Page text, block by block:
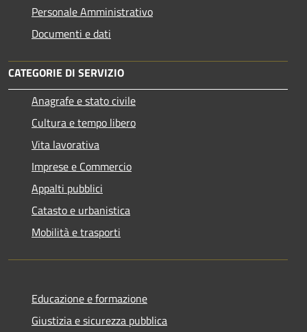
Personale Amministrativo
Documenti e dati
CATEGORIE DI SERVIZIO
Anagrafe e stato civile
Cultura e tempo libero
Vita lavorativa
Imprese e Commercio
Appalti pubblici
Catasto e urbanistica
Mobilità e trasporti
Educazione e formazione
Giustizia e sicurezza pubblica